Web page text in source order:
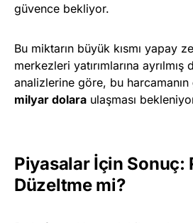
güvence bekliyor.
Bu miktarın büyük kısmı yapay
merkezleri yatırımlarına
analizlerine göre, bu harcamanın
milyar dolara ulaşması
Piyasalar İçin Sonuç:
Düzeltme mi?